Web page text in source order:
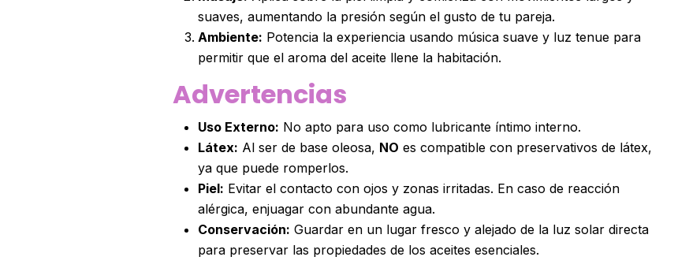
suaves, aumentando la presión según el gusto de tu pareja.
Ambiente: Potencia la experiencia usando música suave y luz tenue para
permitir que el aroma del aceite llene la habitación.
Advertencias
Uso Externo: No apto para uso como lubricante íntimo interno.
Látex: Al ser de base oleosa, NO es compatible con preservativos de látex,
ya que puede romperlos.
Piel: Evitar el contacto con ojos y zonas irritadas. En caso de reacción
alérgica, enjuagar con abundante agua.
Conservación: Guardar en un lugar fresco y alejado de la luz solar directa
para preservar las propiedades de los aceites esenciales.